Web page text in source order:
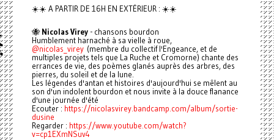
☀️☀️ A PARTIR DE 16H EN EXTÉRIEUR : ☀️☀️
🐝Nicolas Virey- chansons bourdon
Humblement harnaché à sa vielle à roue,
@nicolas_virey(membre du collectif l'Engeance, et de
multiples projets tels que La Ruche et Cromorne) chante des
errances de vie, des poèmes glanés auprès des arbres, des
pierres, du soleil et de la lune.
Les légendes d'antan et histoires d'aujourd'hui se mêlent au
son d'un indolent bourdon et nous invite à la douce flanance
d'une journée d'été
Ecouter : https://nicolasvirey.bandcamp.com/album/sortie-
dusine
Regarder : https://www.youtube.com/watch?
v=cp1EXmNSuv4